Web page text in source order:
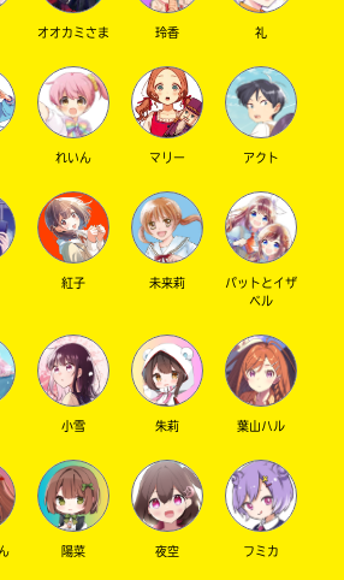
でシェアする
オオカミさま 玲香 礼
れいん マリー アクト
紅子 未来莉
パットとイザ
ベル
小雪 朱莉 葉山ハル
陽菜 夜空 フミカ